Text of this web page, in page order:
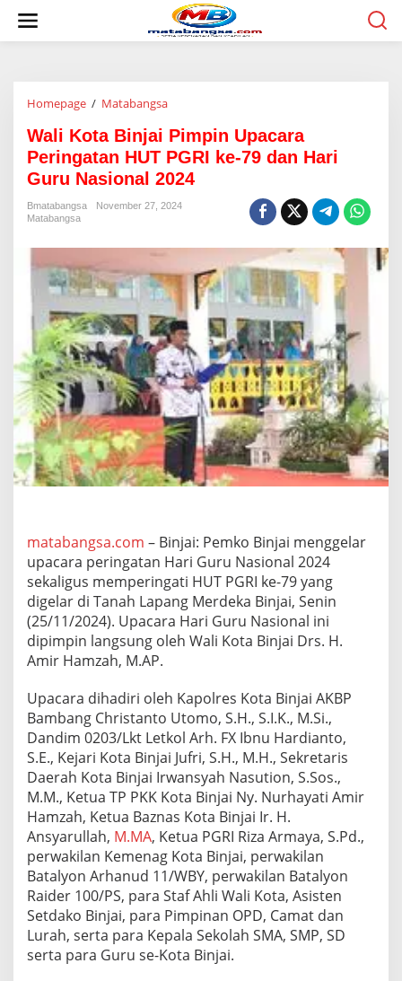
w
Homepage / Matabangsa
i
K
o
t
i
j
a
i
P
i
m
p
i
n
U
p
c
a
P
e
i
n
g
a
H
U
T
P
G
R
I
k
e
-
7
9
d
a
H
a
Wali Kota Binjai Pimpin Upacara
Peringatan HUT PGRI ke-79 dan Hari
Guru Nasional 2024
Bmatabangsa
November 27, 2024
Matabangsa
matabangsa.com – Binjai: Pemko Binjai menggelar
upacara peringatan Hari Guru Nasional 2024
sekaligus memperingati HUT PGRI ke-79 yang
digelar di Tanah Lapang Merdeka Binjai, Senin
(25/11/2024). Upacara Hari Guru Nasional ini
dipimpin langsung oleh Wali Kota Binjai Drs. H.
Amir Hamzah, M.AP.
Upacara dihadiri oleh Kapolres Kota Binjai AKBP
Bambang Christanto Utomo, S.H., S.I.K., M.Si.,
Dandim 0203/Lkt Letkol Arh. FX Ibnu Hardianto,
S.E., Kejari Kota Binjai Jufri, S.H., M.H., Sekretaris
Daerah Kota Binjai Irwansyah Nasution, S.Sos.,
M.M., Ketua TP PKK Kota Binjai Ny. Nurhayati Amir
Hamzah, Ketua Baznas Kota Binjai Ir. H.
Ansyarullah, M.MA, Ketua PGRI Riza Armaya, S.Pd.,
perwakilan Kemenag Kota Binjai, perwakilan
Batalyon Arhanud 11/WBY, perwakilan Batalyon
Raider 100/PS, para Staf Ahli Wali Kota, Asisten
Setdako Binjai, para Pimpinan OPD, Camat dan
Lurah, serta para Kepala Sekolah SMA, SMP, SD
serta para Guru se-Kota Binjai.